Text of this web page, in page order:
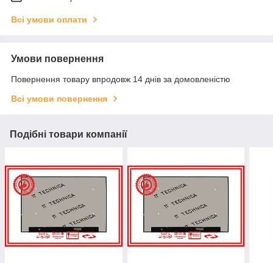
Всі умови оплати
Умови повернення
Повернення товару впродовж 14 днів за домовленістю
Всі умови повернення
Подібні товари компанії